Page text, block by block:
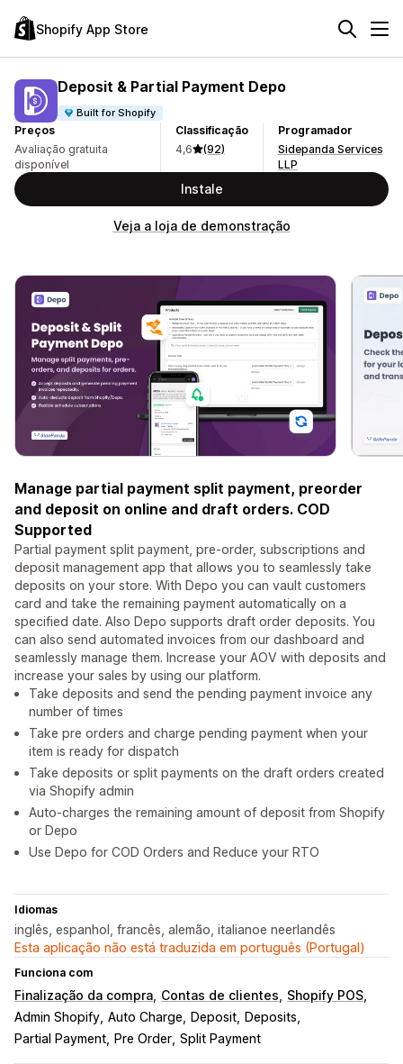
Shopify App Store
Deposit & Partial Payment Depo
Built for Shopify
Preços
Avaliação gratuita
disponível
Classificação
4,6
(92)
Programador
Sidepanda Services
LLP
Instale
Veja a loja de demonstração
Manage partial payment split payment, preorder
and deposit on online and draft orders. COD
Supported
Partial payment split payment, pre-order, subscriptions and
deposit management app that allows you to seamlessly take
deposits on your store. With Depo you can vault customers
card and take the remaining payment automatically on a
specified date. Also Depo supports draft order deposits. You
can also send automated invoices from our dashboard and
seamlessly manage them. Increase your AOV with deposits and
increase your sales by using our platform.
Take deposits and send the pending payment invoice any
number of times
Take pre orders and charge pending payment when your
item is ready for dispatch
Take deposits or split payments on the draft orders created
via Shopify admin
Auto-charges the remaining amount of deposit from Shopify
or Depo
Use Depo for COD Orders and Reduce your RTO
Idiomas
inglês, espanhol, francês, alemão, italianoe neerlandês
Esta aplicação não está traduzida em português (Portugal)
Funciona com
Finalização da compra Contas de clientes
Shopify POS
Admin Shopify Auto Charge Deposit
Deposits
Partial Payment
Pre Order Split Payment